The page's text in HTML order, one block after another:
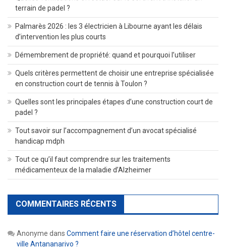
terrain de padel ?
Palmarès 2026 : les 3 électricien à Libourne ayant les délais
d’intervention les plus courts
Démembrement de propriété: quand et pourquoi l’utiliser
Quels critères permettent de choisir une entreprise spécialisée
en construction court de tennis à Toulon ?
Quelles sont les principales étapes d’une construction court de
padel ?
Tout savoir sur l’accompagnement d’un avocat spécialisé
handicap mdph
Tout ce qu’il faut comprendre sur les traitements
médicamenteux de la maladie d’Alzheimer
COMMENTAIRES RÉCENTS
Anonyme dans Comment faire une réservation d’hôtel centre-
ville Antananarivo ?